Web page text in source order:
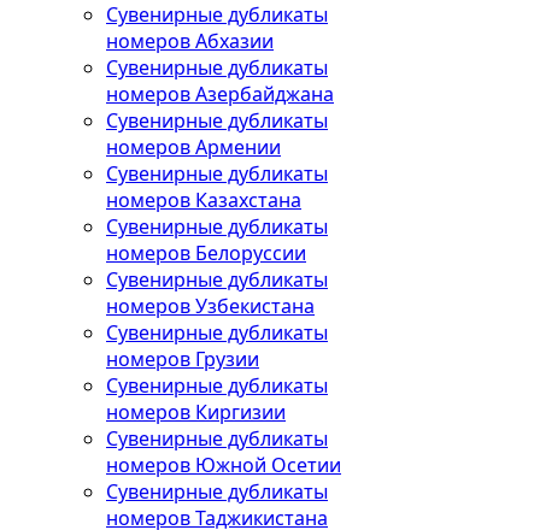
Сувенирные дубликаты
номеров Абхазии
Сувенирные дубликаты
номеров Азербайджана
Сувенирные дубликаты
номеров Армении
Сувенирные дубликаты
номеров Казахстана
Сувенирные дубликаты
номеров Белоруссии
Сувенирные дубликаты
номеров Узбекистана
Сувенирные дубликаты
номеров Грузии
Сувенирные дубликаты
номеров Киргизии
Сувенирные дубликаты
номеров Южной Осетии
Сувенирные дубликаты
номеров Таджикистана